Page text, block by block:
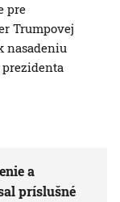
pre
Trumpovej
nasadeniu
a
príslušné